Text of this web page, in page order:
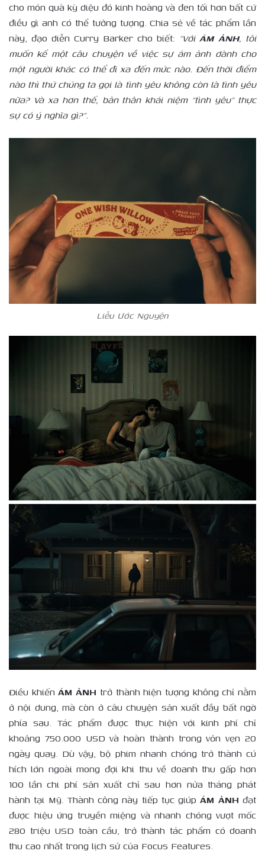
cho món quà kỳ diệu đó kinh hoàng và đen tối hơn bất cứ
điều gì anh có thể tưởng tượng. Chia sẻ về tác phẩm lần
này, đạo diễn Curry Barker cho biết: “Với ÁM ẢNH, tôi
muốn kể một câu chuyện về việc sự ám ảnh dành cho
một người khác có thể đi xa đến mức nào. Đến thời điểm
nào thì thứ chúng ta gọi là tình yêu không còn là tình yêu
nữa? Và xa hơn thế, bản thân khái niệm “tình yêu” thực
sự có ý nghĩa gì?”.
Liễu Ước Nguyện
Điều khiếnÁM ẢNH trở thành hiện tượng không chỉ nằm
ở nội dung, mà còn ở câu chuyện sản xuất đầy bất ngờ
phía sau. Tác phẩm được thực hiện với kinh phí chỉ
khoảng 750.000 USD và hoàn thành trong vỏn vẹn 20
ngày quay. Dù vậy, bộ phim nhanh chóng trở thành cú
hích lớn ngoài mong đợi khi thu về doanh thu gấp hơn
100 lần chi phí sản xuất chỉ sau hơn nửa tháng phát
hành tại Mỹ. Thành công này tiếp tục giúpÁM ẢNH đạt
được hiệu ứng truyền miệng và nhanh chóng vượt mốc
280 triệu USD toàn cầu, trở thành tác phẩm có doanh
thu cao nhất trong lịch sử của Focus Features.